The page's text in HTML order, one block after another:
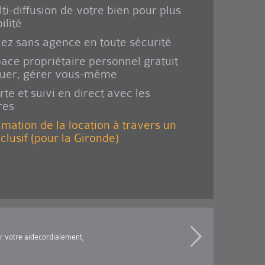
diffusion de votre bien pour plus
sans agence en toute sécurité
propriétaire personnel gratuit
gérer vous-même
et suivi en direct avec les
de la location à travers un
(pour la Gironde)
votre aidecordialement,